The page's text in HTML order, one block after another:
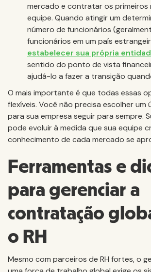
mercado e contratar os primeiros
equipe. Quando atingir um
número de funcionários
funcionários em um país
estabelecer sua própria
sentido do ponto de vista
ajudá-lo a fazer a transição
O mais importante é que todas essas
flexíveis. Você não precisa escolher um
para sua empresa seguir para sempre.
pode evoluir à medida que sua equipe
conhecimento de cada mercado se
Ferramentas e
para gerenciar a
contratação
o RH
Mesmo com parceiros de RH fortes, o